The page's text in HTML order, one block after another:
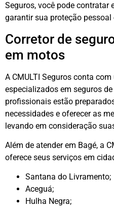
Seguros, você pode contratar
garantir sua proteção
Corretor de
em motos
A CMULTI Seguros conta
especializados em seguros
profissionais estão
necessidades e oferecer as
levando em consideração
Além de atender em Bagé, a
oferece seus serviços em
Santana do Livramento;
Aceguá;
Hulha Negra;